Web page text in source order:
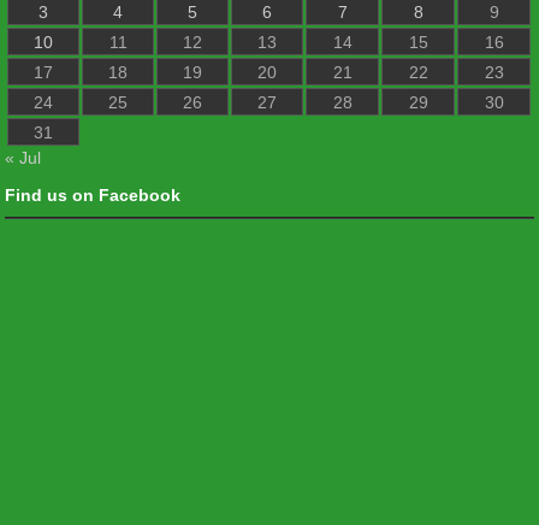
3
4 5 6 7 8
9
10
11 12 13 14 15
16
17
18 19 20 21 22
23
24
25 26 27 28 29
30
31
« Jul
Find us on Facebook